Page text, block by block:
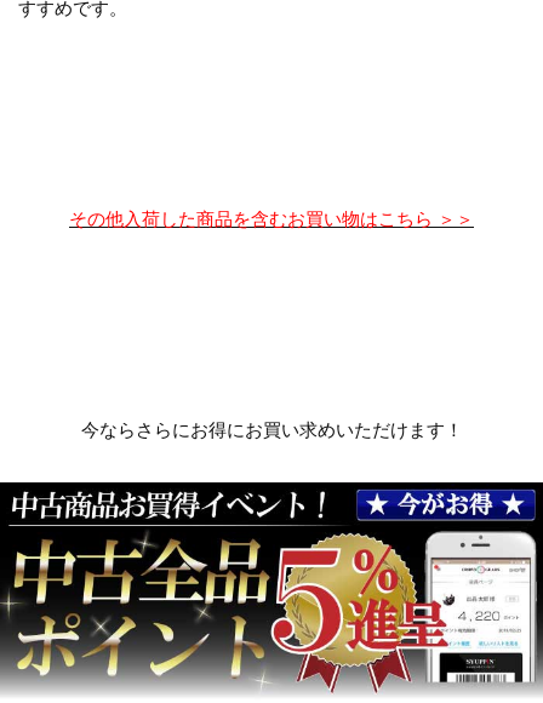
すすめです。
その他入荷した商品を含むお買い物はこちら ＞＞
今ならさらにお得にお買い求めいただけます！